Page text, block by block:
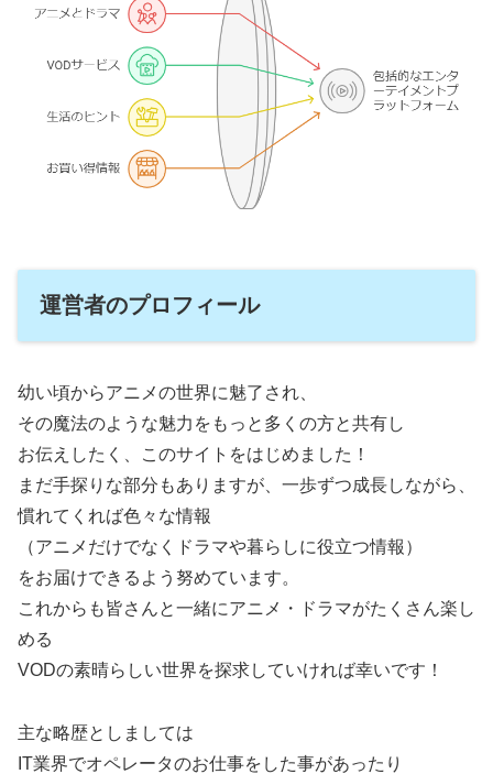
運営者のプロフィール
幼い頃からアニメの世界に魅了され、
その魔法のような魅力をもっと多くの方と共有し
お伝えしたく、このサイトをはじめました！
まだ手探りな部分もありますが、一歩ずつ成長しながら、
慣れてくれば色々な情報
（アニメだけでなくドラマや暮らしに役立つ情報）
をお届けできるよう努めています。
これからも皆さんと一緒にアニメ・ドラマがたくさん楽し
める
VODの素晴らしい世界を探求していければ幸いです！
主な略歴としましては
IT業界でオペレータのお仕事をした事があったり